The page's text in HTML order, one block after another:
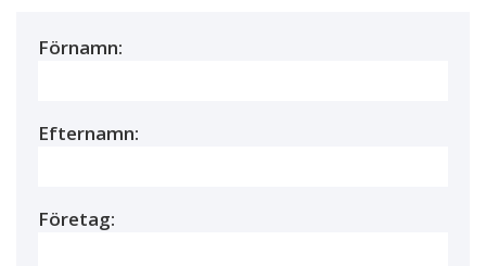
Förnamn:
Efternamn:
Företag: